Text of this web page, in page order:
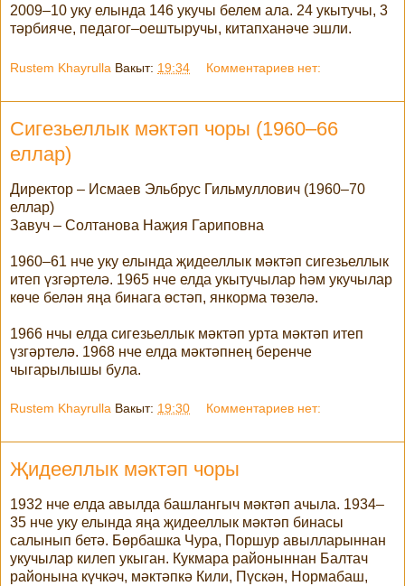
2009–10 уку елында 146 укучы белем ала. 24 укытучы, 3
тәрбияче, педагог–оештыручы, китапханәче эшли.
Rustem Khayrulla Вакыт: 19:34 Комментариев нет:
Сигезьеллык мәктәп чоры (1960–66
еллар)
Директор – Исмаев Эльбрус Гильмуллович (1960–70
еллар)
Завуч – Солтанова Наҗия Гариповна
1960–61 нче уку елында җидееллык мәктәп сигезьеллык
итеп үзгәртелә. 1965 нче елда укытучылар һәм укучылар
көче белән яңа бинага өстәп, янкорма төзелә.
1966 нчы елда сигезьеллык мәктәп урта мәктәп итеп
үзгәртелә. 1968 нче елда мәктәпнең беренче
чыгарылышы була.
Rustem Khayrulla Вакыт: 19:30 Комментариев нет:
Җидееллык мәктәп чоры
1932 нче елда авылда башлангыч мәктәп ачыла. 1934–
35 нче уку елында яңа җидееллык мәктәп бинасы
салынып бетә. Бөрбашка Чура, Поршур авылларыннан
укучылар килеп укыган. Кукмара районыннан Балтач
районына күчкәч, мәктәпкә Кили, Пүскән, Нормабаш,